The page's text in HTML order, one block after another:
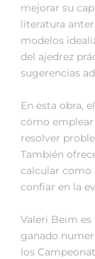
mejorar su
literatura
modelos
del ajedrez
sugerencias
En esta obra,
cómo
resolver
También
calcular
confiar en la
Valeri Beim es
ganado
los